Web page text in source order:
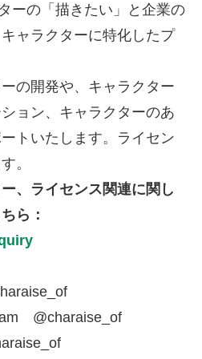
ーの「描きたい」と企業の
ャラクターに特化したプ
の開発や、キャラクター
ョン、キャラクターのあ
トいたします。ライセン
。
、ライセンス関連に関し
ら：
@charaise_of